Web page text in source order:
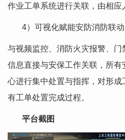
作业工单系统进行关联，由相应
4）可视化赋能安防消防联动
与视频监控、消防火灾报警、
信息直接与安保工作关联，所有
心进行集中处置与指挥，对形
有工单处置完成过程。
平台截图